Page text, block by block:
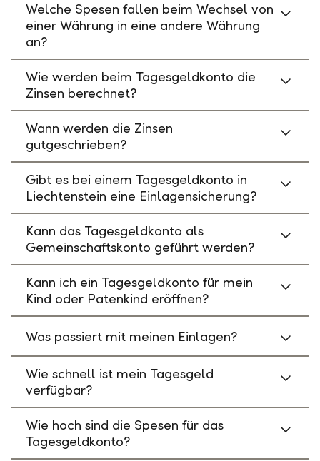
Welche Spesen fallen beim Wechsel von
einer Währung in eine andere Währung
an?
Wie werden beim Tagesgeldkonto die
Zinsen berechnet?
Wann werden die Zinsen
gutgeschrieben?
Gibt es bei einem Tagesgeldkonto in
Liechtenstein eine Einlagensicherung?
Kann das Tagesgeldkonto als
Gemeinschaftskonto geführt werden?
Kann ich ein Tagesgeldkonto für mein
Kind oder Patenkind eröffnen?
Was passiert mit meinen Einlagen?
Wie schnell ist mein Tagesgeld
verfügbar?
Wie hoch sind die Spesen für das
Tagesgeldkonto?